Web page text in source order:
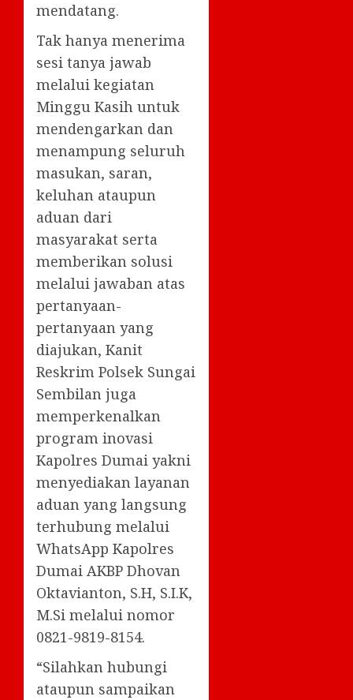
mendatang.
Tak hanya menerima
sesi tanya jawab
melalui kegiatan
Minggu Kasih untuk
mendengarkan dan
menampung seluruh
masukan, saran,
keluhan ataupun
aduan dari
masyarakat serta
memberikan solusi
melalui jawaban atas
pertanyaan-
pertanyaan yang
diajukan, Kanit
Reskrim Polsek Sungai
Sembilan juga
memperkenalkan
program inovasi
Kapolres Dumai yakni
menyediakan layanan
aduan yang langsung
terhubung melalui
WhatsApp Kapolres
Dumai AKBP Dhovan
Oktavianton, S.H, S.I.K,
M.Si melalui nomor
0821-9819-8154.
“Silahkan hubungi
ataupun sampaikan